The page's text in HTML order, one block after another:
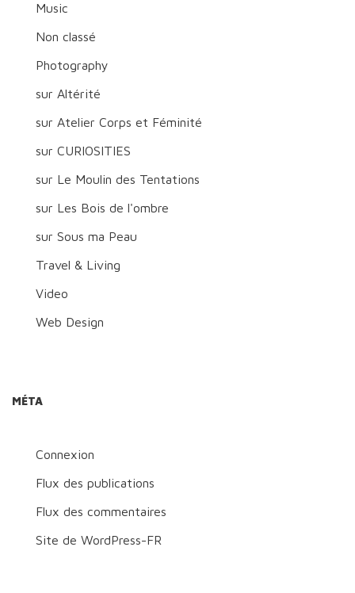
Music
Non classé
Photography
sur Altérité
sur Atelier Corps et Féminité
sur CURIOSITIES
sur Le Moulin des Tentations
sur Les Bois de l'ombre
sur Sous ma Peau
Travel & Living
Video
Web Design
MÉTA
Connexion
Flux des publications
Flux des commentaires
Site de WordPress-FR